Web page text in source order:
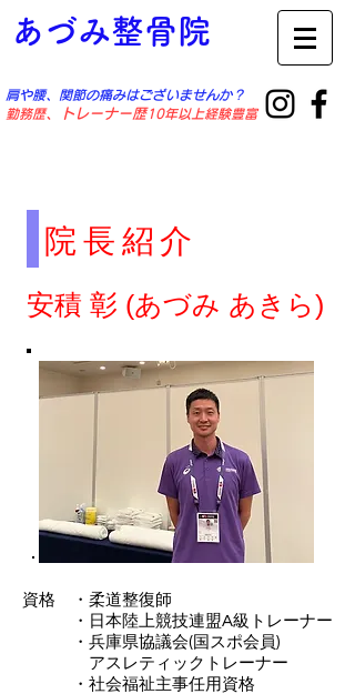
あづみ整骨院
肩や腰、関節の痛みはございませんか？
勤務歴​、トレーナー歴10年以上経験豊富
院長 紹介
安積 彰 (あづみ あきら)
資格 ・柔道整復師
​ ・日本陸上競技連盟A級トレーナー
・兵庫県協議会(国スポ会員)
​ アスレティックトレーナー
・社会福祉主事任用資格